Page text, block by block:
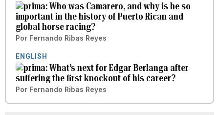
Who was Camarero, and why is he so
important in the history of Puerto Rican and
global horse racing?
Por Fernando Ribas Reyes
ENGLISH
What’s next for Edgar Berlanga after
suffering the first knockout of his career?
Por Fernando Ribas Reyes